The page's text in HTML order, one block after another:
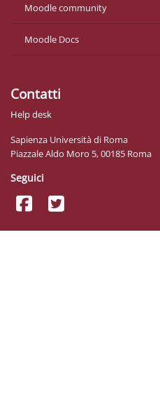
Moodle community
Moodle Docs
Contatti
Help desk
Sapienza Università di Roma
Piazzale Aldo Moro 5, 00185 Roma
Seguici